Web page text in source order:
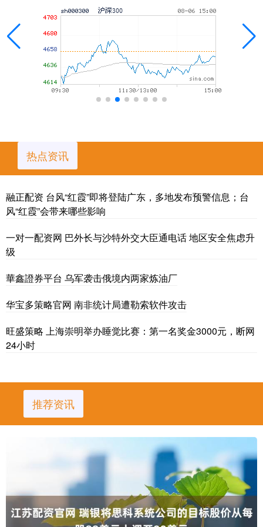
热点资讯
融正配资 台风“红霞”即将登陆广东，多地发布预警信息；台
风“红霞”会带来哪些影响
一对一配资网 巴外长与沙特外交大臣通电话 地区安全焦虑升
级
華鑫證券平台 乌军袭击俄境内两家炼油厂
华宝多策略官网 南非统计局遭勒索软件攻击
旺盛策略 上海崇明举办睡觉比赛：第一名奖金3000元，断网
24小时
推荐资讯